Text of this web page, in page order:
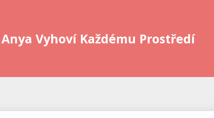
Vyhoví Každému Prostředí